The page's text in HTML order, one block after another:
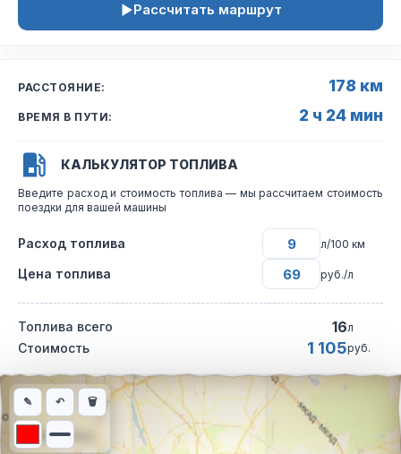
Рассчитать маршрут
РАССТОЯНИЕ: 178 км
ВРЕМЯ В ПУТИ: 2 ч 24 мин
КАЛЬКУЛЯТОР ТОПЛИВА
Введите расход и стоимость топлива — мы рассчитаем стоимость
поездки для вашей машины
Расход топлива л/100 км
Цена топлива руб./л
Топлива всего 16л
Стоимость 1 105руб.
Интерактивная карта автомобильного маршрута из города
✎ ↶ 🗑